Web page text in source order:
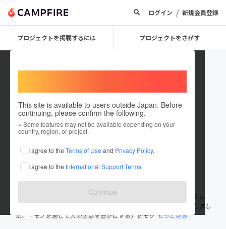
ログイン / 新規会員登録
プロジェクトを掲載するには プロジェクトをさがす
This site is available to users outside Japan. Before
continuing, please confirm the following.
※ Some features may not be available depending on your
country, region, or project.
I agree to the Terms of Use and Privacy Policy.
I agree to the International Support Terms.
Continue
plmgmt
これまでに3件のプロジェクトを投稿しています
在住国：未設定
出身国：未設定
株式会社プロパティーラダーマネージメントは2011年に設立されまし
た。資産運用や不動産業を皮切りに、2017年より物販事業に進出しまし
た。「モノを通じて人の生活を豊かにする」をモッ もっと見る